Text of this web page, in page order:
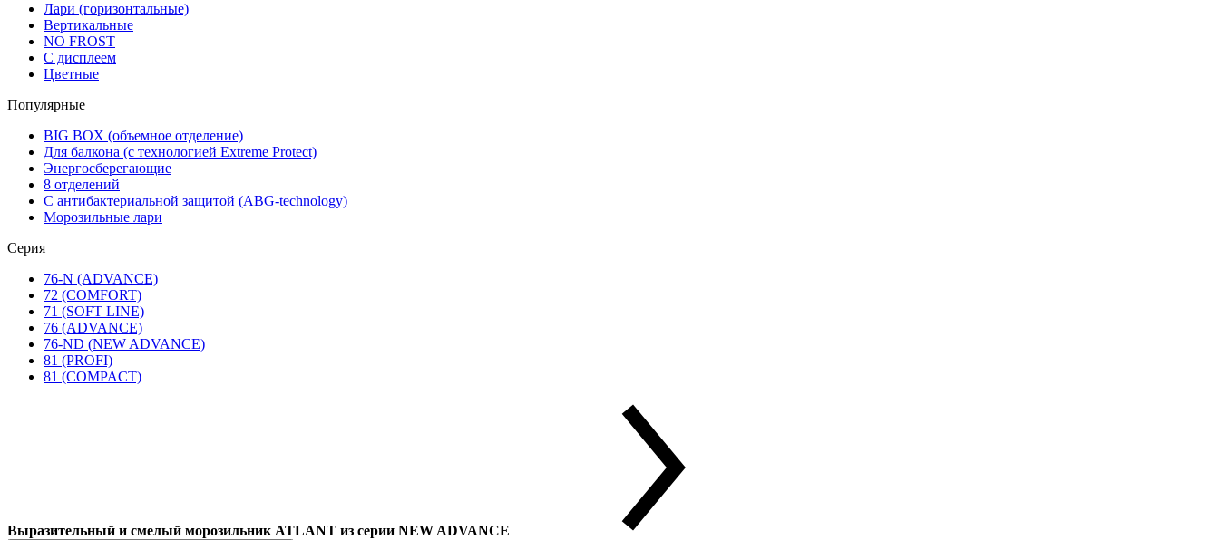
Лари (горизонтальные)
Вертикальные
NO FROST
С дисплеем
Цветные
Популярные
BIG BOX (объемное отделение)
Для балкона (с технологией Extreme Protect)
Энергосберегающие
8 отделений
С антибактериальной защитой (ABG-technology)
Морозильные лари
Серия
76-N (ADVANCE)
72 (COMFORT)
71 (SOFT LINE)
76 (ADVANCE)
76-ND (NEW ADVANCE)
81 (PROFI)
81 (COMPACT)
Выразительный и смелый морозильник ATLANT из серии NEW ADVANCE